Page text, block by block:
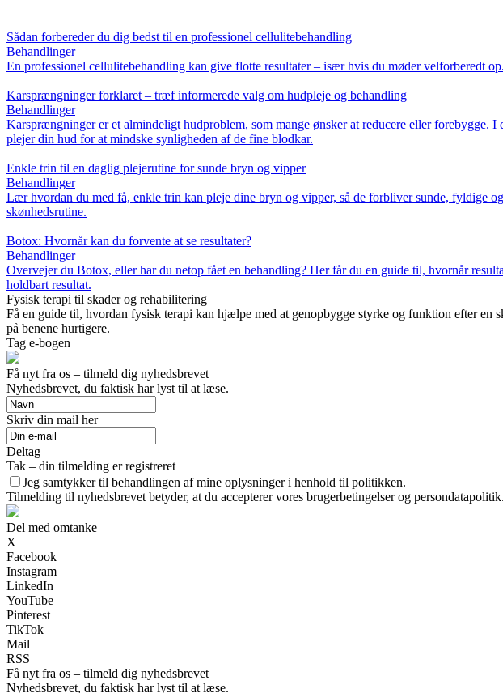
Sådan forbereder du dig bedst til en professionel cellulitebehandling
Behandlinger
En professionel cellulitebehandling kan give flotte resultater – især hvis du møder velforberedt
Karsprængninger forklaret – træf informerede valg om hudpleje og behandling
Behandlinger
Karsprængninger er et almindeligt hudproblem, som mange ønsker at reducere eller
plejer din hud for at mindske synligheden af de fine blodkar.
Enkle trin til en daglig plejerutine for sunde bryn og vipper
Behandlinger
Lær hvordan du med få, enkle trin kan pleje dine bryn og vipper, så de forbliver sunde, fyldige
skønhedsrutine.
Botox: Hvornår kan du forvente at se resultater?
Behandlinger
Overvejer du Botox, eller har du netop fået en behandling? Her får du en guide til, hvornår
holdbart resultat.
Fysisk terapi til skader og rehabilitering
Få en guide til, hvordan fysisk terapi kan hjælpe med at genopbygge styrke og funktion efter
på benene hurtigere.
Tag e-bogen
Få nyt fra os – tilmeld dig nyhedsbrevet
Nyhedsbrevet, du faktisk har lyst til at læse.
Skriv din mail her
Deltag
Tak – din tilmelding er registreret
Jeg samtykker til behandlingen af mine oplysninger i henhold til politikken.
Tilmelding til nyhedsbrevet betyder, at du accepterer vores brugerbetingelser og
Del med omtanke
X
Facebook
Instagram
LinkedIn
YouTube
Pinterest
TikTok
Mail
RSS
Få nyt fra os – tilmeld dig nyhedsbrevet
Nyhedsbrevet, du faktisk har lyst til at læse.